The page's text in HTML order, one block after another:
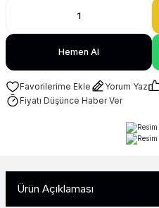
Hemen Al
Yorum Yaz
Fiyatı Düşünce Haber Ver
Ürün Açıklaması